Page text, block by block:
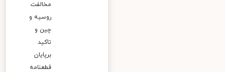
مخالفت
روسیه و
چین و
تاکید
برپایان
قطعنامه